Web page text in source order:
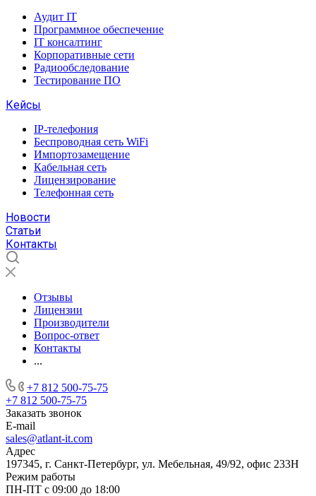
Аудит IT
Программное обеспечение
IT консалтинг
Корпоративные сети
Радиообследование
Тестирование ПО
Кейсы
IP-телефония
Беспроводная сеть WiFi
Импортозамещение
Кабельная сеть
Лицензирование
Телефонная сеть
Новости
Статьи
Контакты
Отзывы
Лицензии
Производители
Вопрос-ответ
Контакты
...
+7 812 500-75-75
+7 812 500-75-75
Заказать звонок
E-mail
sales@atlant-it.com
Адрес
197345, г. Санкт-Петербург, ул. Мебельная, 49/92, офис 233Н
Режим работы
ПН-ПТ с 09:00 до 18:00